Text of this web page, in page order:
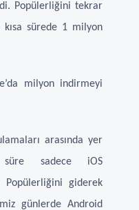
Popülerliğini tekrar
kısa sürede 1 milyon
milyon indirmeyi
arasında yer
sadece iOS
Popülerliğini giderek
günlerde Android